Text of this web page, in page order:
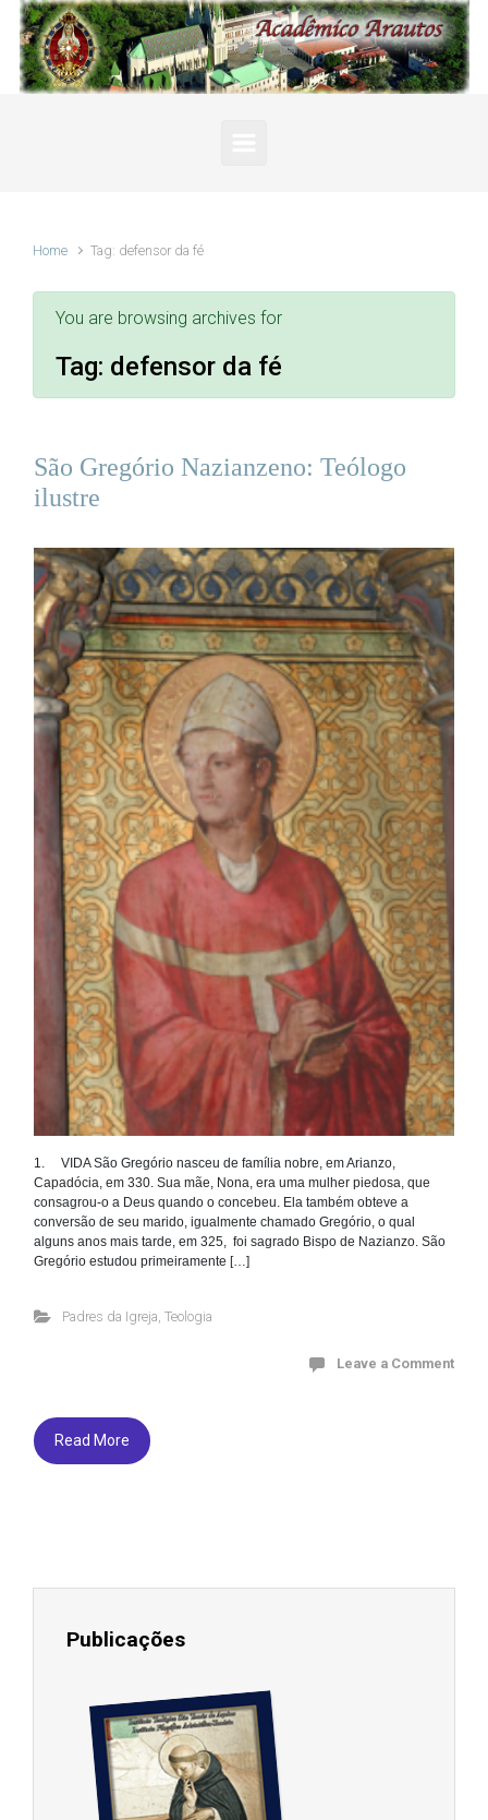
Skip to main content
Home Tag: defensor da fé
You are browsing archives for
Tag: defensor da fé
São Gregório Nazianzeno: Teólogo
ilustre
1. VIDA São Gregório nasceu de família nobre, em Arianzo,
Capadócia, em 330. Sua mãe, Nona, era uma mulher piedosa, que
consagrou-o a Deus quando o concebeu. Ela também obteve a
conversão de seu marido, igualmente chamado Gregório, o qual
alguns anos mais tarde, em 325, foi sagrado Bispo de Nazianzo. São
Gregório estudou primeiramente […]
Padres da Igreja Teologia
Leave a Comment
Read More
Publicações